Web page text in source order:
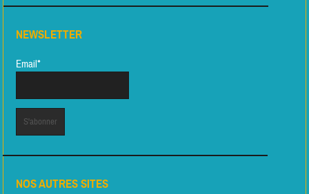
NEWSLETTER
Email*
NOS AUTRES SITES